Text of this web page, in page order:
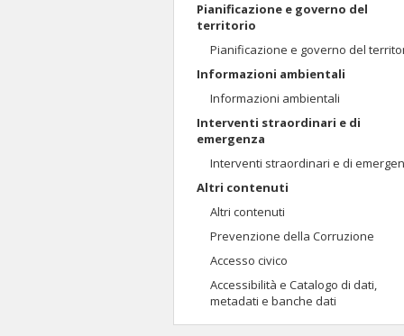
Pianificazione e governo del
territorio
Pianificazione e governo del
Informazioni ambientali
Informazioni ambientali
Interventi straordinari e di
emergenza
Interventi straordinari e di
Altri contenuti
Altri contenuti
Prevenzione della Corruzione
Accesso civico
Accessibilità e Catalogo di dati,
metadati e banche dati